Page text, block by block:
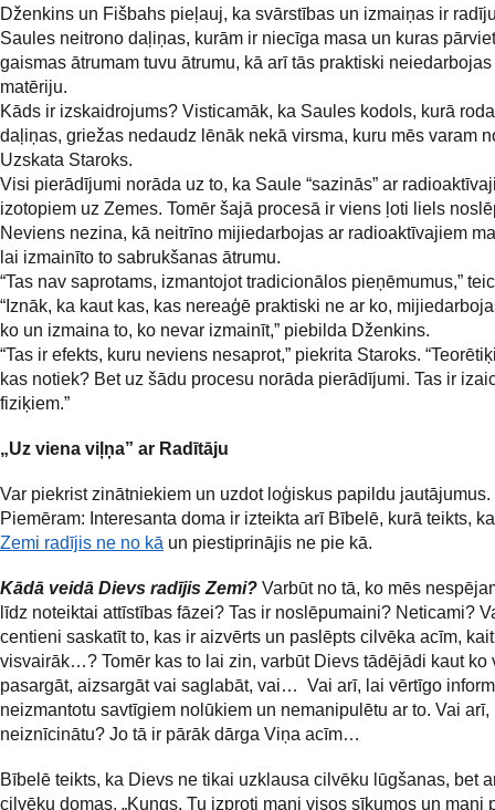
Dženkins un Fišbahs pieļauj, ka svārstības un izmaiņas ir
Saules neitrono daļiņas, kurām ir niecīga masa un kuras
gaismas ātrumam tuvu ātrumu, kā arī tās praktiski neiedarbojas
matēriju.
Kāds ir izskaidrojums? Visticamāk, ka Saules kodols, kurā
daļiņas, griežas nedaudz lēnāk nekā virsma, kuru mēs varam
Uzskata Staroks.
Visi pierādījumi norāda uz to, ka Saule “sazinās” ar
izotopiem uz Zemes. Tomēr šajā procesā ir viens ļoti liels
Neviens nezina, kā neitrīno mijiedarbojas ar radioaktīvajiem
lai izmainīto to sabrukšanas ātrumu.
“Tas nav saprotams, izmantojot tradicionālos pieņēmumus,”
“Iznāk, ka kaut kas, kas nereaģē praktiski ne ar ko,
ko un izmaina to, ko nevar izmainīt,” piebilda Dženkins.
“Tas ir efekts, kuru neviens nesaprot,” piekrita Staroks.
kas notiek? Bet uz šādu procesu norāda pierādījumi. Tas ir
fiziķiem.”
„Uz viena viļņa” ar Radītāju
Var piekrist zinātniekiem un uzdot loģiskus papildu jautājumus.
Piemēram: Interesanta doma ir izteikta arī Bībelē, kurā teikts,
Zemi radījis ne no kā un piestiprinājis ne pie kā.
Kādā veidā Dievs radījis Zemi? Varbūt no tā, ko mēs
līdz noteiktai attīstības fāzei? Tas ir noslēpumaini? Neticami?
centieni saskatīt to, kas ir aizvērts un paslēpts cilvēka acīm,
visvairāk…? Tomēr kas to lai zin, varbūt Dievs tādējādi kaut ko
pasargāt, aizsargāt vai saglabāt, vai… Vai arī, lai vērtīgo
neizmantotu savtīgiem nolūkiem un nemanipulētu ar to. Vai arī,
neiznīcinātu? Jo tā ir pārāk dārga Viņa acīm…
Bībelē teikts, ka Dievs ne tikai uzklausa cilvēku lūgšanas, bet
cilvēku domas. „Kungs, Tu izproti mani visos sīkumos un mani